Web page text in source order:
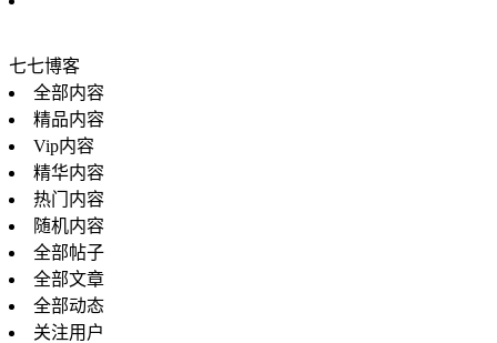
七七博客
全部内容
精品内容
Vip内容
精华内容
热门内容
随机内容
全部帖子
全部文章
全部动态
关注用户